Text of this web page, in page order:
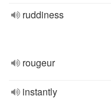
ruddiness
rougeur
instantly